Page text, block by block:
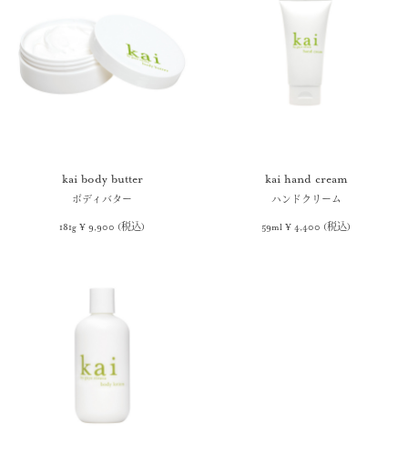
kai body butter
ボディバター
181g ¥ 9,900 (税込)
kai hand cream
ハンドクリーム
59ml ¥ 4,400 (税込)